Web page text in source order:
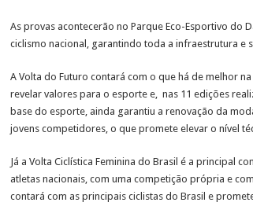
As provas acontecerão no Parque Eco-Esportivo do
ciclismo nacional, garantindo toda a infraestrutura e
A Volta do Futuro contará com o que há de melhor
revelar valores para o esporte e, nas 11 edições
base do esporte, ainda garantiu a renovação da
jovens competidores, o que promete elevar o nível
Já a Volta Ciclística Feminina do Brasil é a principal
atletas nacionais, com uma competição própria e
contará com as principais ciclistas do Brasil e